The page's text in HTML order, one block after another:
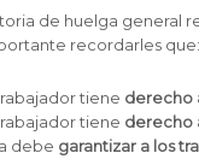
de huelga general
recordarles que:
tiene derecho
tiene derecho
debe garantizar a los